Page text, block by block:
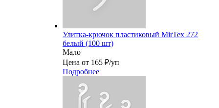
Улитка-крючок пластиковый MirTex 272
белый (100 шт)
Мало
Цена от 165 ₽/уп
Подробнее